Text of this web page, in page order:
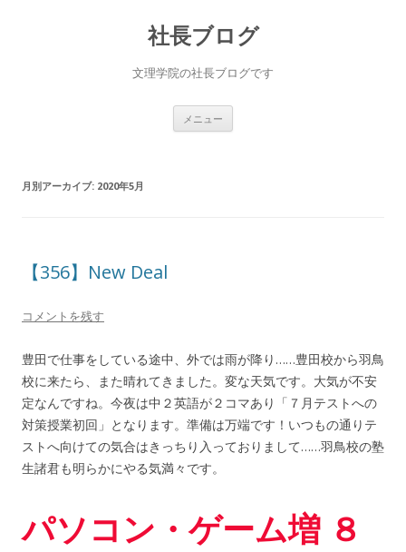
社長ブログ
文理学院の社長ブログです
メニュー
月別アーカイブ: 2020年5月
【356】New Deal
コメントを残す
豊田で仕事をしている途中、外では雨が降り……豊田校から羽鳥
校に来たら、また晴れてきました。変な天気です。大気が不安
定なんですね。今夜は中２英語が２コマあり「７月テストへの
対策授業初回」となります。準備は万端です！いつもの通りテ
ストへ向けての気合はきっちり入っておりまして……羽鳥校の塾
生諸君も明らかにやる気満々です。
パソコン・ゲーム増 ８